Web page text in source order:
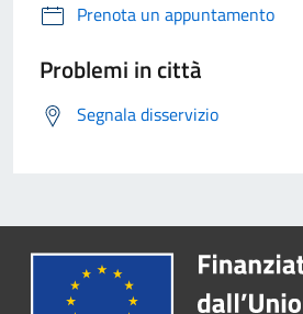
Prenota un appuntamento
Problemi in città
Segnala disservizio